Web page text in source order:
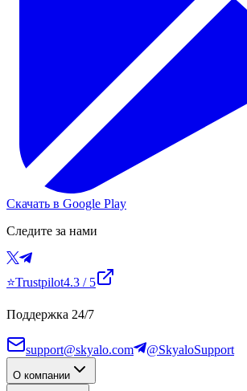
Скачать в Google Play
Следите за нами
⭐Trustpilot4.3 / 5
Поддержка 24/7
support@skyalo.com @SkyaloSupport
О компании